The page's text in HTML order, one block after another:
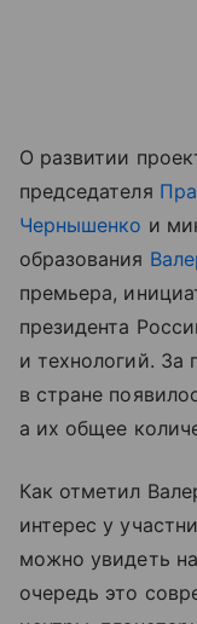
О развитии
председателя
Чернышенко и
образования
премьера,
президента
и технологий. За
в стране
а их общее
Как отметил
интерес у
можно увидеть
очередь это